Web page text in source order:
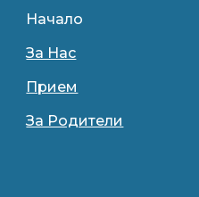
Начало
За Нас
Прием
За Родители